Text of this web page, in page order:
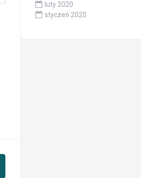
luty 2020
styczeń 2020